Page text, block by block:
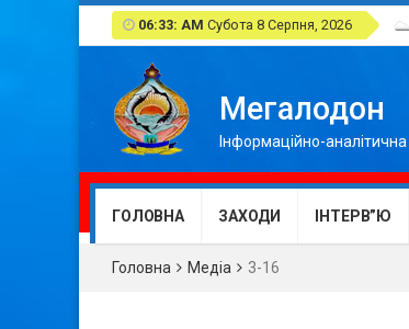
06:33: AM Субота 8 Серпня, 2026
Мегалодон
Інформаційно-
ГОЛОВНА ЗАХОДИ ІНТЕРВ”Ю
Головна Медіа 3-16